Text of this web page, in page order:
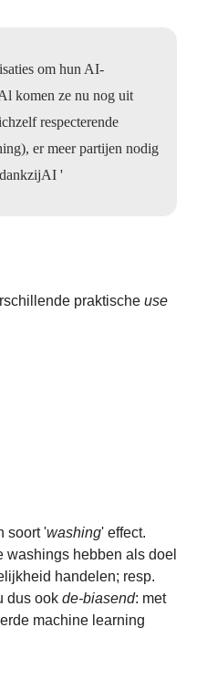
om hun AI-
komen ze nu nog uit
respecterende
er meer partijen nodig
'
praktische use
soort 'washing' effect.
washings hebben als doel
handelen; resp.
dus ook de-biasend: met
machine learning